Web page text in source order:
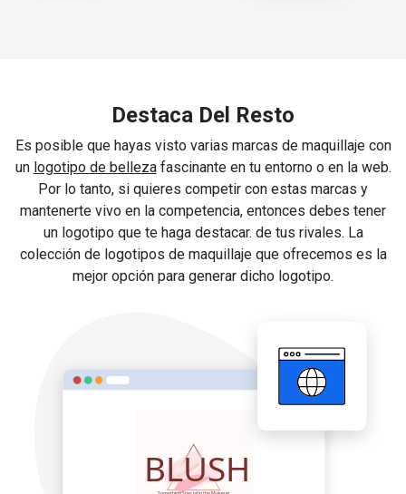
Destaca Del Resto
Es posible que hayas visto varias marcas de maquillaje con
un logotipo de bellezafascinante en tu entorno o en la web.
Por lo tanto, si quieres competir con estas marcas y
mantenerte vivo en la competencia, entonces debes tener
un logotipo que te haga destacar. de tus rivales. La
colección de logotipos de maquillaje que ofrecemos es la
mejor opción para generar dicho logotipo.